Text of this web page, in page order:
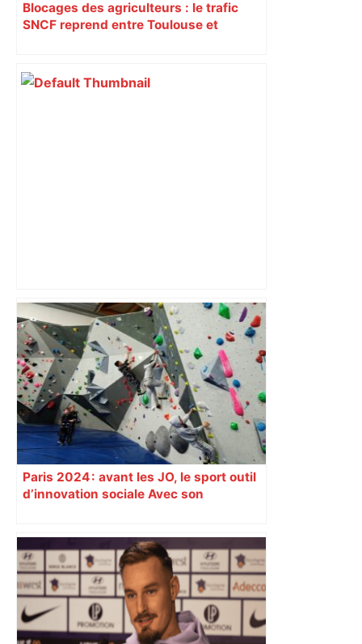
Blocages des agriculteurs : le trafic
SNCF reprend entre Toulouse et
DIRECT. Colère des agriculteurs :
mobilisation agricole à Toulouse ce
samedi, 113 vaches abattues en Ariège
– ladepeche.fr
Paris 2024 : avant les JO, le sport outil
d’innovation sociale Avec son
soutient depuis deux ans des
centaines de projets à vocation sociale.
Exemple à Toulouse et à Tarbes, avec
l’escalade qui espère dépasser le mur
d’indifférence des quartiers populaires.
Reportage